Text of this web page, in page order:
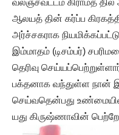
ஆலயத் தின் கர்ப்ப
அர்ச்சகராக
இம்மாதம் (டிசம்பர்)
தெரிவு
பக்தனாக வந்துள்ள நான்
செய்வதென்பது உண்மையில்
யது கிருஷ்ணாவின்